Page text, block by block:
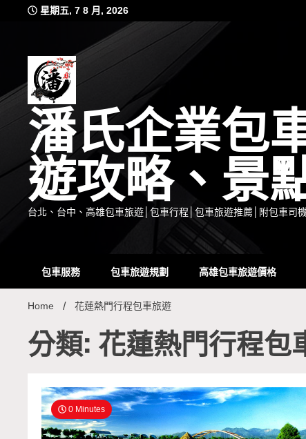
星期五, 7 8 月, 2026
潘氏企業包
遊攻略、景
台北、台中、高雄包車旅遊│包車行程│包車旅遊推薦│附包車司
包車服務 包車旅遊規劃 高雄包車旅遊價格
Home 花蓮熱門行程包車旅遊
分類: 花蓮熱門行程包
0 Minutes